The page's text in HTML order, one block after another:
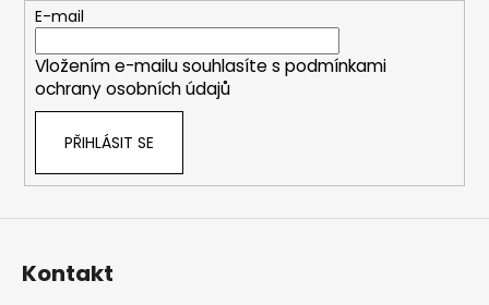
E-mail
Vložením e-mailu souhlasíte s podmínkami
ochrany osobních údajů
PŘIHLÁSIT SE
Kontakt